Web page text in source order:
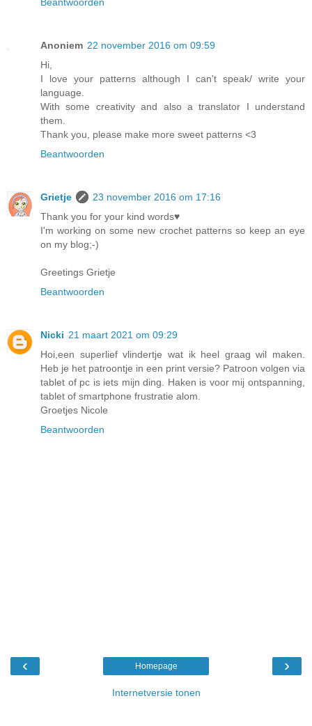
Anoniem 22 november 2016 om 09:59
Hi,
I love your patterns although I can't speak/ write your
language.
With some creativity and also a translator I understand
them.
Thank you, please make more sweet patterns <3
Beantwoorden
Grietje
23 november 2016 om 17:16
Thank you for your kind words♥
I'm working on some new crochet patterns so keep an eye
on my blog;-)
Greetings Grietje
Beantwoorden
Nicki 21 maart 2021 om 09:29
Hoi,een superlief vlindertje wat ik heel graag wil maken.
Heb je het patroontje in een print versie? Patroon volgen via
tablet of pc is iets mijn ding. Haken is voor mij ontspanning,
tablet of smartphone frustratie alom.
Groetjes Nicole
Beantwoorden
‹ ›
Homepage
Internetversie tonen